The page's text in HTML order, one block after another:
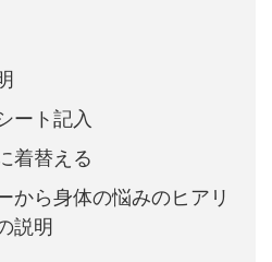
ート記入
着替える
から身体の悩みのヒアリ
説明